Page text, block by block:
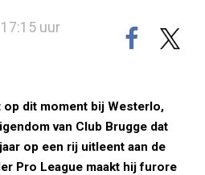
uur
op dit moment bij Westerlo,
van Club Brugge dat
op een rij uitleent aan de
Pro League maakt hij furore